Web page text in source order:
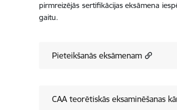
pirmreizējās sertifikācijas eksāmena
gaitu.
Pieteikšanās eksāmenam
CAA teorētiskās eksaminēšanas